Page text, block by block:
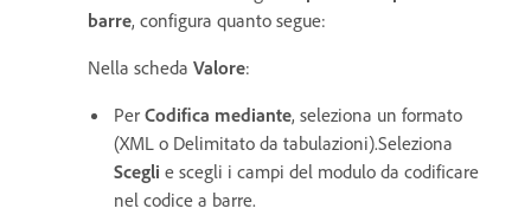
barre, configura quanto segue:
Nella scheda Valore:
Per Codifica mediante, seleziona un formato
(XML o Delimitato da tabulazioni).Seleziona
Scegli e scegli i campi del modulo da codificare
nel codice a barre.